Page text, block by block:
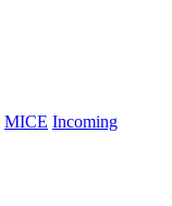
MICE Incoming